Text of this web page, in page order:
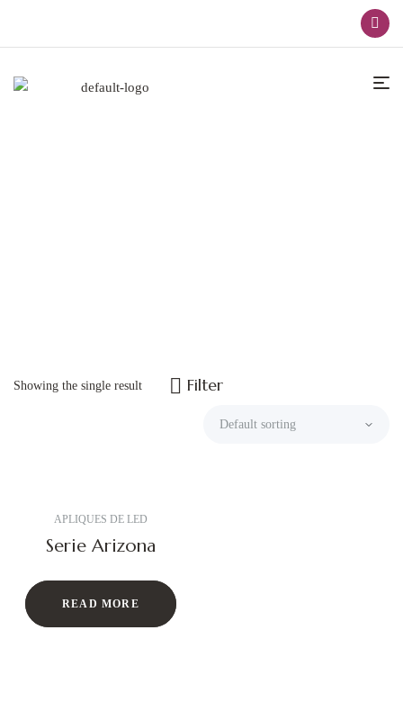
Showing the single result Filter
APLIQUES DE LED
Serie Arizona
READ MORE